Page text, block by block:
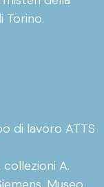
di lavoro ATTS
A.